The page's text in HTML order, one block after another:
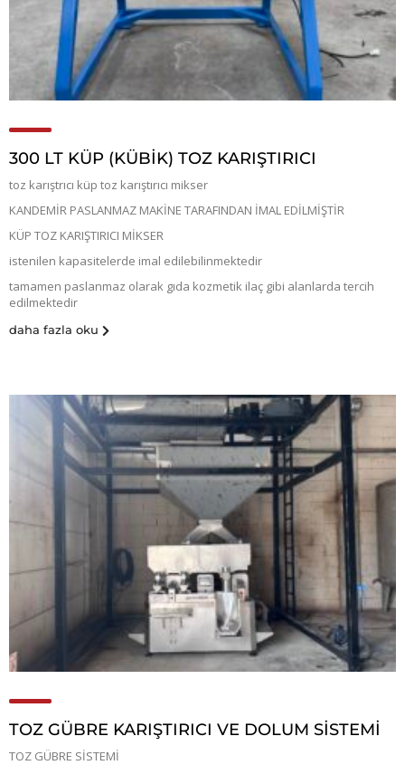
300 LT KÜP (KÜBIK) TOZ KARIŞTIRICI
toz karıştrıcı küp toz karıştırıcı mikser
KANDEMİR PASLANMAZ MAKİNE TARAFINDAN İMAL EDİLMİŞTİR
KÜP TOZ KARIŞTIRICI MİKSER
istenilen kapasitelerde imal edilebilinmektedir
tamamen paslanmaz olarak gıda kozmetik ilaç gibi alanlarda tercih
edilmektedir
daha fazla oku
TOZ GÜBRE KARIŞTIRICI VE DOLUM SİSTEMİ
TOZ GÜBRE SİSTEMİ